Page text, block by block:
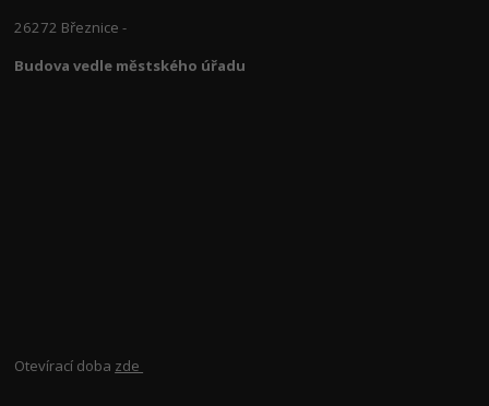
26272 Březnice -
Budova vedle městského úřadu
Otevírací doba zde